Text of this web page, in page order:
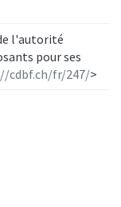
l'autorité
pour ses
cdbf.ch/fr/247/>